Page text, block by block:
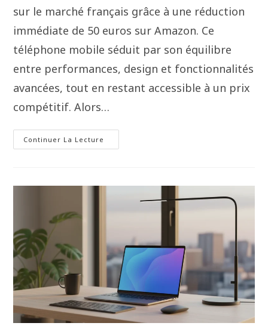
sur le marché français grâce à une réduction
immédiate de 50 euros sur Amazon. Ce
téléphone mobile séduit par son équilibre
entre performances, design et fonctionnalités
avancées, tout en restant accessible à un prix
compétitif. Alors…
Continuer La Lecture